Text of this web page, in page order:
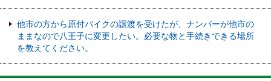
他市の方から原付バイクの譲渡を受けたが、ナンバーが他市の
ままなので八王子に変更したい。必要な物と手続きできる場所
を教えてください。